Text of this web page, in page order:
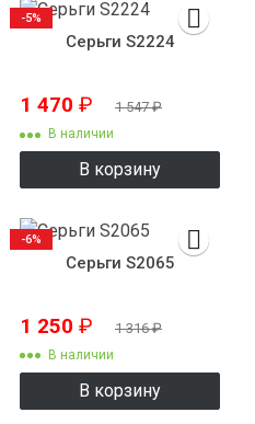
Серьги S2224
1 470 ₽ 1 547₽
В наличии
В корзину
-5%
Серьги S2065
1 250 ₽ 1 316₽
В наличии
В корзину
-6%